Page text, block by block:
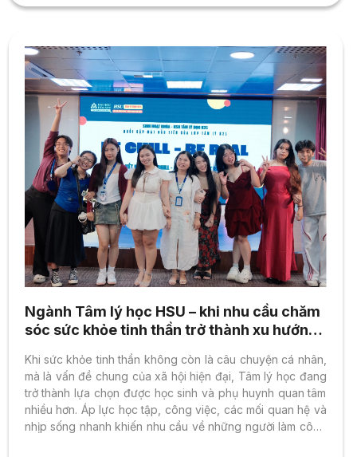
theo hướng ứng dụng, giúp sinh viên...
Ngành Tâm lý học HSU – khi nhu cầu chăm
sóc sức khỏe tinh thần trở thành xu hướng
Khi sức khỏe tinh thần không còn là câu chuyện cá nhân,
mà là vấn đề chung của xã hội hiện đại, Tâm lý học đang
trở thành lựa chọn được học sinh và phụ huynh quan tâm
nhiều hơn. Áp lực học tập, công việc, các mối quan hệ và
nhịp sống nhanh khiến nhu cầu về những người làm công